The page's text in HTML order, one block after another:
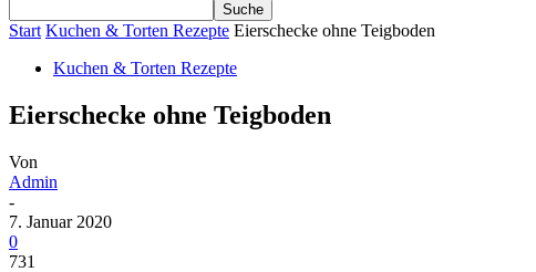
Start Kuchen & Torten Rezepte Eierschecke ohne Teigboden
Kuchen & Torten Rezepte
Eierschecke ohne Teigboden
Von
Admin
-
7. Januar 2020
0
731